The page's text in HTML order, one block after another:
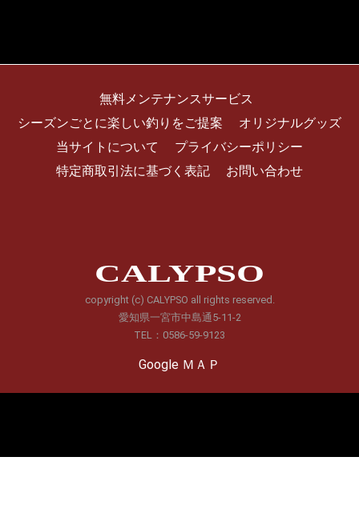
無料メンテナンスサービス
シーズンごとに楽しい釣りをご提案
オリジナルグッズ
当サイトについて
プライバシーポリシー
特定商取引法に基づく表記
お問い合わせ
CALYPSO
copyright (c) CALYPSO all rights reserved.
愛知県一宮市中島通5-11-2
TEL：0586-59-9123
Google ＭＡＰ